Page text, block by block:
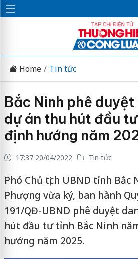
Home Tin tức
Bắc Ninh phê
dự án thu hút đầu
định hướng năm
17:37 20/04/2022 Tin tức
Phó Chủ tịch UBND tỉnh Bắc
Phượng vừa ký, ban hành
191/QĐ-UBND phê duyệt
hút đầu tư tỉnh Bắc Ninh
hướng năm 2025.